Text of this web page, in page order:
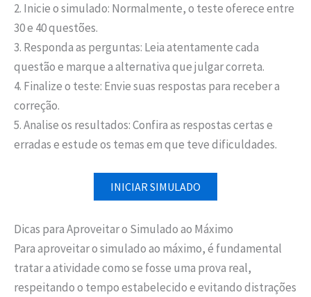
2. Inicie o simulado: Normalmente, o teste oferece entre
30 e 40 questões.
3. Responda as perguntas: Leia atentamente cada
questão e marque a alternativa que julgar correta.
4. Finalize o teste: Envie suas respostas para receber a
correção.
5. Analise os resultados: Confira as respostas certas e
erradas e estude os temas em que teve dificuldades.
INICIAR SIMULADO
Dicas para Aproveitar o Simulado ao Máximo
Para aproveitar o simulado ao máximo, é fundamental
tratar a atividade como se fosse uma prova real,
respeitando o tempo estabelecido e evitando distrações